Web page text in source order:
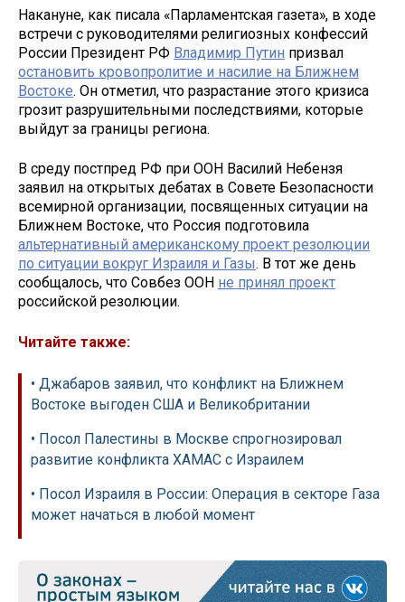
Накануне, как писала «Парламентская газета», в ходе
встречи с руководителями религиозных конфессий
России Президент РФ Владимир Путин призвал
остановить кровопролитие и насилие на Ближнем
Востоке. Он отметил, что разрастание этого кризиса
грозит разрушительными последствиями, которые
выйдут за границы региона.
В среду постпред РФ при ООН Василий Небензя
заявил на открытых дебатах в Совете Безопасности
всемирной организации, посвященных ситуации на
Ближнем Востоке, что Россия подготовила
альтернативный американскому проект резолюции
по ситуации вокруг Израиля и Газы. В тот же день
сообщалось, что Совбез ООН не принял проект
российской резолюции.
Читайте также:
• Джабаров заявил, что конфликт на Ближнем
Востоке выгоден США и Великобритании
• Посол Палестины в Москве спрогнозировал
развитие конфликта ХАМАС с Израилем
• Посол Израиля в России: Операция в секторе Газа
может начаться в любой момент